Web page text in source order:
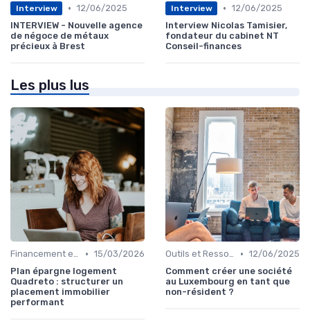
Interview • 12/06/2025
INTERVIEW - Nouvelle agence
de négoce de métaux
précieux à Brest
Interview • 12/06/2025
Interview Nicolas Tamisier,
fondateur du cabinet NT
Conseil-finances
Les plus lus
Financement et Prêts Immobiliers • 15/03/2026
Plan épargne logement
Quadreto : structurer un
placement immobilier
performant
Outils et Ressources Financières • 12/06/2025
Comment créer une société
au Luxembourg en tant que
non-résident ?